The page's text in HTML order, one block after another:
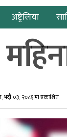
अष्ट्रेलिया
भदौ ०३, २०८१ मा प्रकाशित